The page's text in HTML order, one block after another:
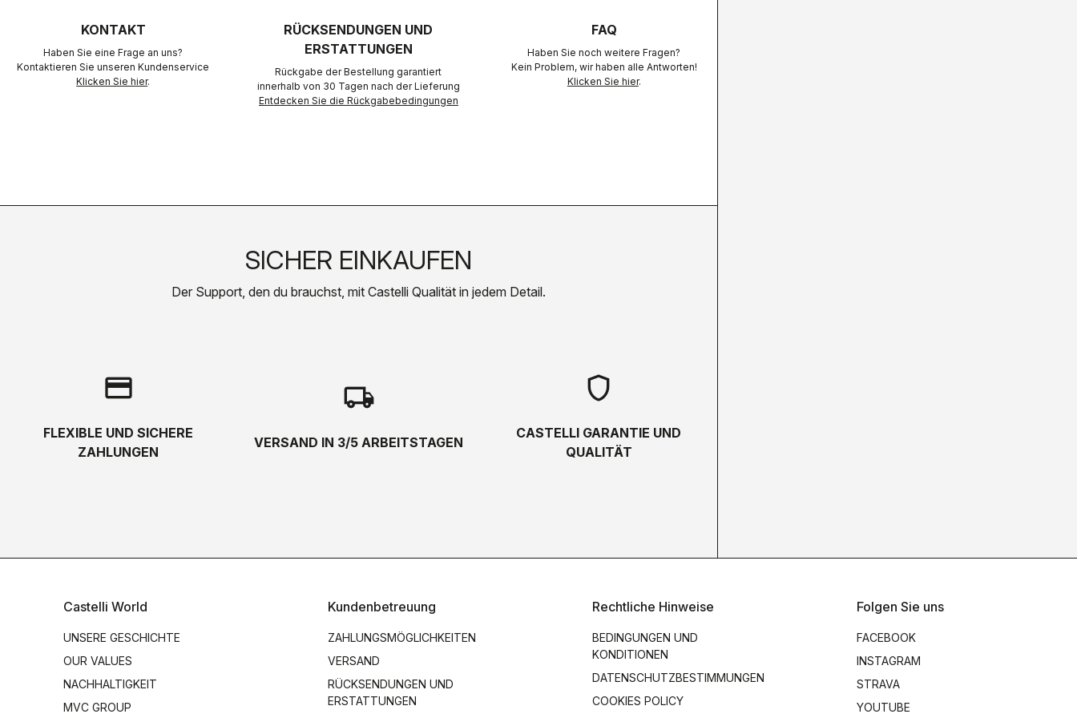
KONTAKT
Haben Sie eine Frage an uns?
Kontaktieren Sie unseren Kundenservice
Klicken Sie hier.
RÜCKSENDUNGEN UND
ERSTATTUNGEN
Rückgabe der Bestellung garantiert
innerhalb von 30 Tagen nach der Lieferung
Entdecken Sie die Rückgabebedingungen
FAQ
Haben Sie noch weitere Fragen?
Kein Problem, wir haben alle Antworten!
Klicken Sie hier.
SICHER EINKAUFEN
Der Support, den du brauchst, mit Castelli Qualität in jedem Detail.
credit_card
FLEXIBLE UND SICHERE
ZAHLUNGEN
local_shipping
VERSAND IN 3/5 ARBEITSTAGEN
shield
CASTELLI GARANTIE UND
QUALITÄT
Castelli World
UNSERE GESCHICHTE
OUR VALUES
NACHHALTIGKEIT
MVC GROUP
Kundenbetreuung
ZAHLUNGSMÖGLICHKEITEN
VERSAND
RÜCKSENDUNGEN UND
ERSTATTUNGEN
Rechtliche Hinweise
BEDINGUNGEN UND
KONDITIONEN
DATENSCHUTZBESTIMMUNGEN
COOKIES POLICY
Folgen Sie uns
FACEBOOK
INSTAGRAM
STRAVA
YOUTUBE